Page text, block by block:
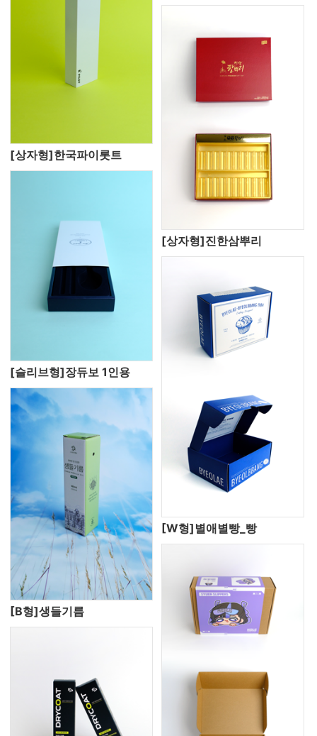
[상자형]한국파이롯트
[슬리브형]장듀보 1인용
[상자형]진한삼뿌리
[B형]생들기름
[W형]별애별빵_빵